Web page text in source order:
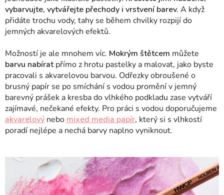
vybarvujte, vytvářejte přechody i vrstvení barev. A když
přidáte trochu vody, tahy se během chvilky rozpijí do
jemných akvarelových efektů.
Možností je ale mnohem víc. Mokrým štětcem můžete
barvu nabíratpřímo z hrotu pastelky a malovat, jako byste
pracovali s akvarelovou barvou. Odřezky obroušené o
brusný papír se po smíchání s vodou promění v jemný
barevný prášek a kresba do vlhkého podkladu zase vytváří
zajímavé, nečekané efekty. Pro práci s vodou doporučujeme
akvarelový nebo mixed media papír, který si s vlhkostí
poradí nejlépe a nechá barvy naplno vyniknout.